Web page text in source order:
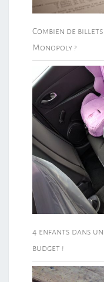
Combien de
Monopoly ?
4 enfants dans
budget !